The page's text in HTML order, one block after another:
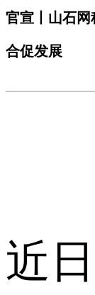
官宣丨山石
合促发展
近日